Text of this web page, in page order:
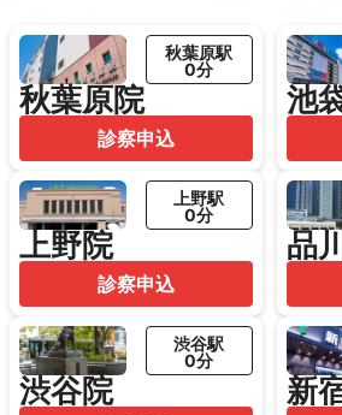
秋葉原院
秋葉原駅
0分
診察申込
池
上野院
上野駅
0分
診察申込
品
渋谷院
渋谷駅
0分
新